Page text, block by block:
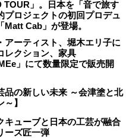
TOUR」。日本を「音で旅す
プロジェクトの初回プロデュ
Matt Cab」が登場。
アーティスト、堀木エリ子に
レクション、家具
」にて数量限定で販売開
品の新しい未来 ～会津塗と北
】
キューブと日本の工芸が融合
ーズ匠一弾